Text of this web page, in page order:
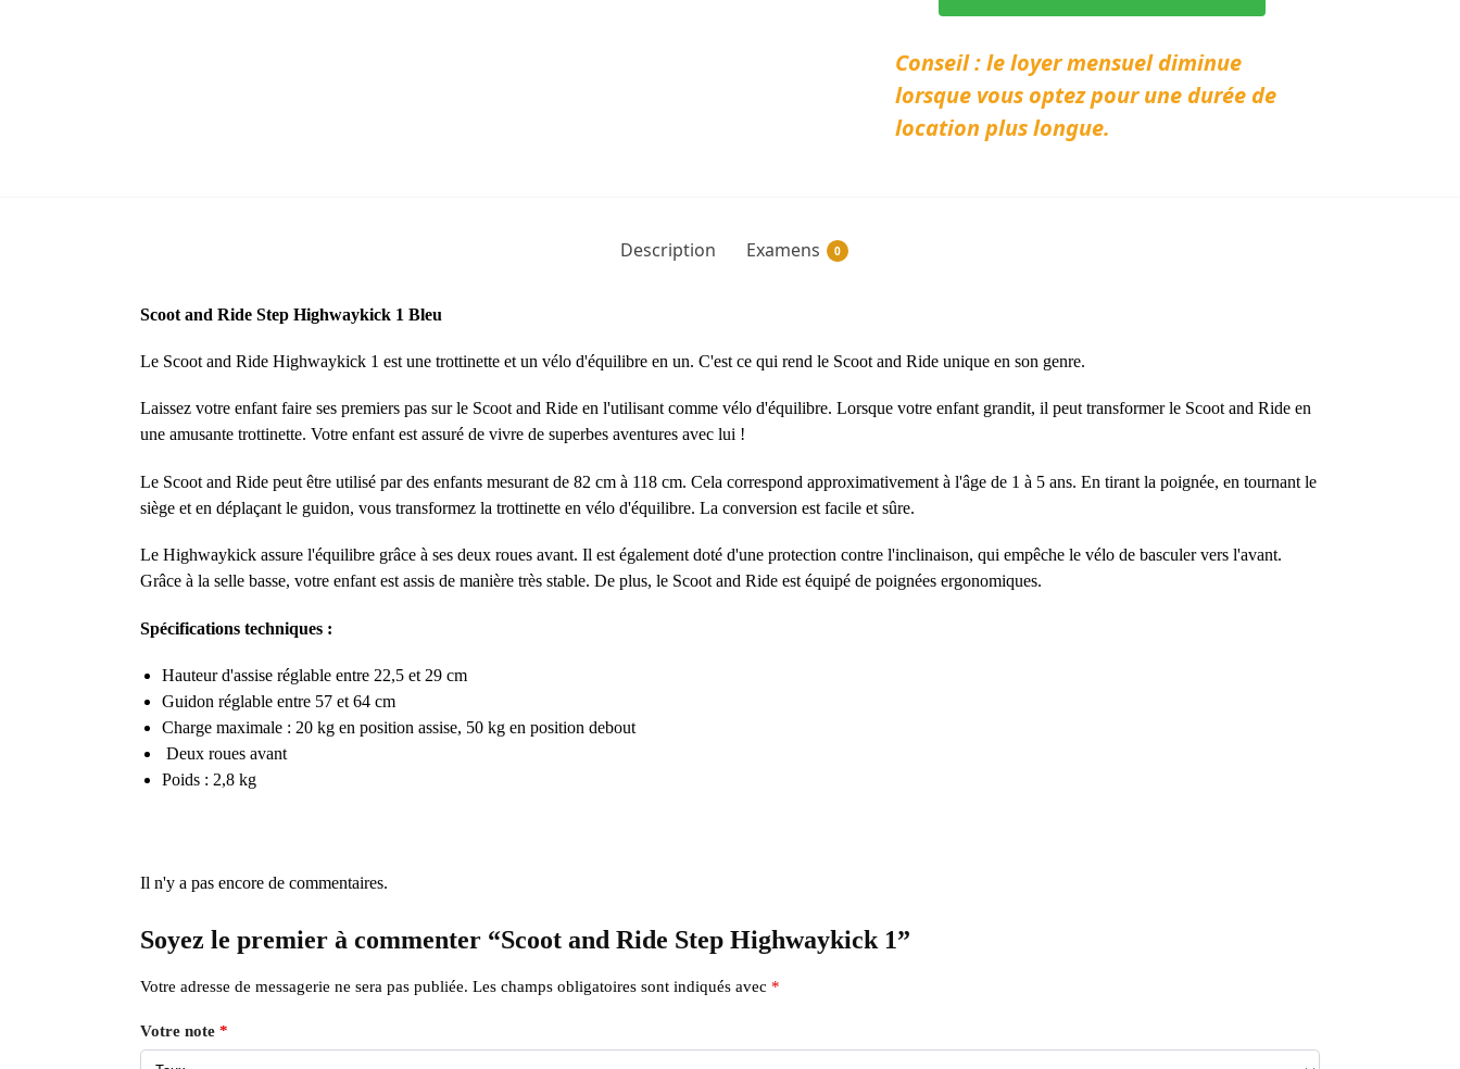
Conseil : le loyer mensuel diminue
lorsque vous optez pour une durée de
location plus longue.
Description Examens 0
Scoot and Ride Step Highwaykick 1 Bleu
Le Scoot and Ride Highwaykick 1 est une trottinette et un vélo d'équilibre en un. C'est ce qui rend le Scoot and Ride unique en son genre.
Laissez votre enfant faire ses premiers pas sur le Scoot and Ride en l'utilisant comme vélo d'équilibre. Lorsque votre enfant grandit, il peut transformer le Scoot and Ride en
une amusante trottinette. Votre enfant est assuré de vivre de superbes aventures avec lui !
Le Scoot and Ride peut être utilisé par des enfants mesurant de 82 cm à 118 cm. Cela correspond approximativement à l'âge de 1 à 5 ans. En tirant la poignée, en tournant le
siège et en déplaçant le guidon, vous transformez la trottinette en vélo d'équilibre. La conversion est facile et sûre.
Le Highwaykick assure l'équilibre grâce à ses deux roues avant. Il est également doté d'une protection contre l'inclinaison, qui empêche le vélo de basculer vers l'avant.
Grâce à la selle basse, votre enfant est assis de manière très stable. De plus, le Scoot and Ride est équipé de poignées ergonomiques.
Spécifications techniques :
Hauteur d'assise réglable entre 22,5 et 29 cm
Guidon réglable entre 57 et 64 cm
Charge maximale : 20 kg en position assise, 50 kg en position debout
Deux roues avant
Poids : 2,8 kg
Il n'y a pas encore de commentaires.
Soyez le premier à commenter “Scoot and Ride Step Highwaykick 1”
Votre adresse de messagerie ne sera pas publiée. Les champs obligatoires sont indiqués avec *
Votre note *